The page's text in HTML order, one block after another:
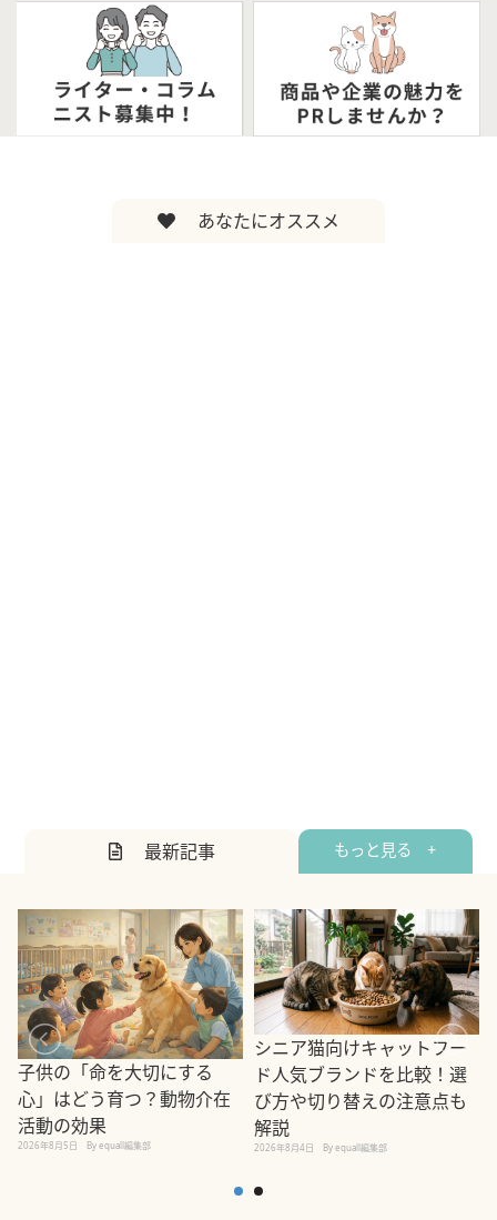
あなたにオススメ
最新記事 もっと見る +
子供の「命を大切にする
心」はどう育つ？動物介在
活動の効果
2026年8月5日 By equall編集部
シニア猫向けキャットフー
ド人気ブランドを比較！選
び方や切り替えの注意点も
解説
2026年8月4日 By equall編集部